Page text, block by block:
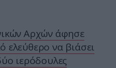
Αρχών άφησε
ελεύθερο να βιάσει
ιερόδουλες